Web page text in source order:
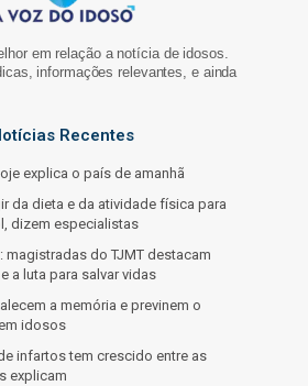
em relação a notícia de idosos.
informações relevantes, e ainda
Recentes
explica o país de amanhã
da dieta e da atividade física para
dizem especialistas
magistradas do TJMT destacam
a luta para salvar vidas
a memória e previnem o
idosos
infartos tem crescido entre as
explicam